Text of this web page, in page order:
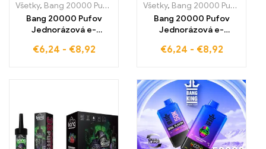
Všetky, Bang 20000 Pufov Jednorazové e-cigaretky,
Bang 20000 Pufov
Jednorázová e-
PEACH ICE sa stretáva
€6,24 - €8,92
Všetky, Bang 20000 Pufov
Bang 20000 Pufov
Jednorázová e-
plnú chuť BLUEBERRY
rovnomerný zážitok z
parenia vďaka
pokročilej Dual Mesh
technológii
€6,24 - €8,92